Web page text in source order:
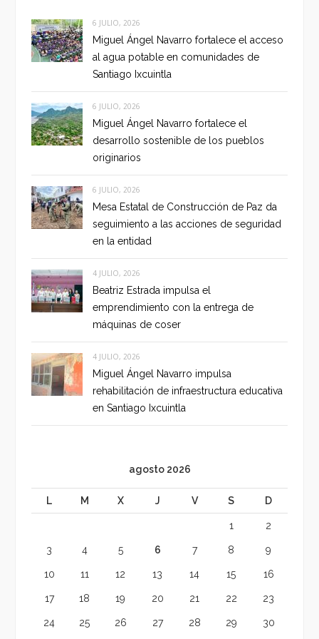
6 JULIO, 2026
Miguel Ángel Navarro fortalece el acceso
al agua potable en comunidades de
Santiago Ixcuintla
6 JULIO, 2026
Miguel Ángel Navarro fortalece el
desarrollo sostenible de los pueblos
originarios
6 JULIO, 2026
Mesa Estatal de Construcción de Paz da
seguimiento a las acciones de seguridad
en la entidad
4 JULIO, 2026
Beatriz Estrada impulsa el
emprendimiento con la entrega de
máquinas de coser
4 JULIO, 2026
Miguel Ángel Navarro impulsa
rehabilitación de infraestructura educativa
en Santiago Ixcuintla
agosto 2026
L M X J V S D
1 2
3 4 5 6 7 8 9
10 11 12 13 14 15 16
17 18 19 20 21 22 23
24 25 26 27 28 29 30